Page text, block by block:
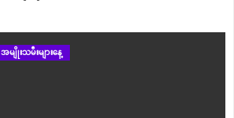
အမျိုးသမီးများနေ့